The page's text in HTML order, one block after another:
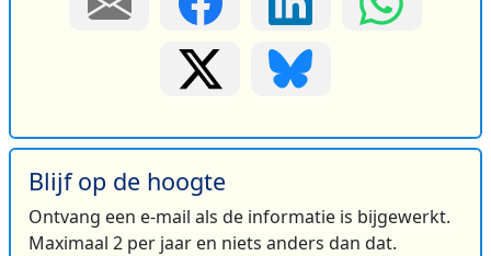
Blijf op de hoogte
Ontvang een e-mail als de informatie is bijgewerkt.
Maximaal 2 per jaar en niets anders dan dat.